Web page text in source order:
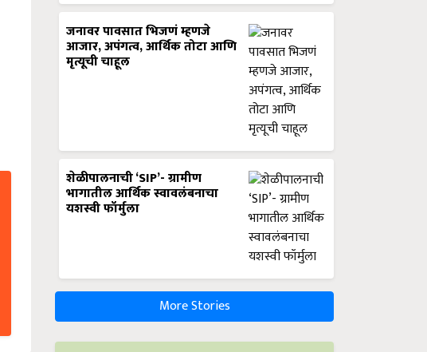
जनावर पावसात भिजणं म्हणजे
आजार, अपंगत्व, आर्थिक तोटा आणि
मृत्यूची चाहूल
शेळीपालनाची ‘SIP’- ग्रामीण
भागातील आर्थिक स्वावलंबनाचा
यशस्वी फॉर्मुला
More Stories